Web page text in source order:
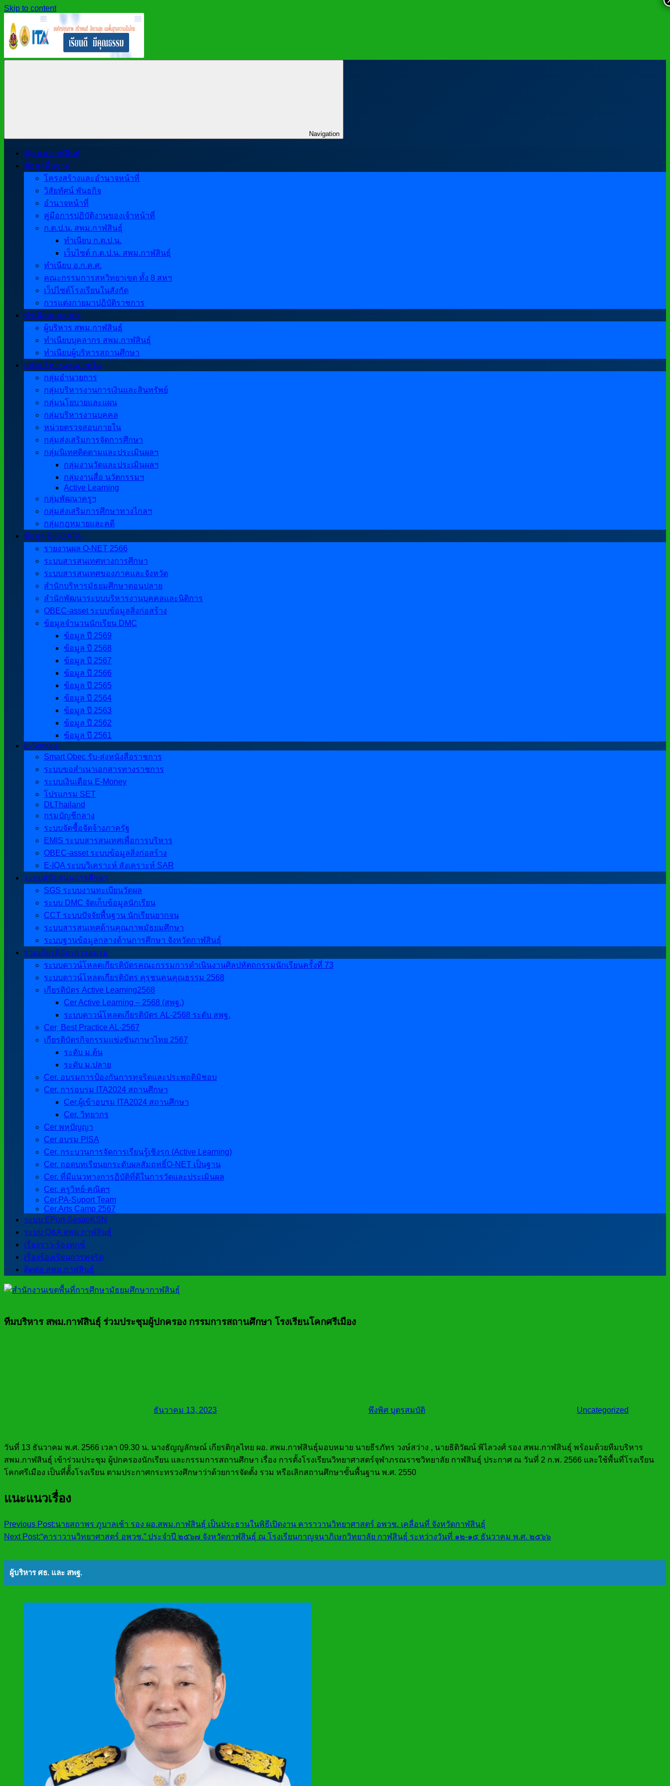
Skip to content
มัธยมศึกษา
กาฬสินธุ์
ศึกษา
มัธยมศึกษา
กาฬสินธุ์
Navigation
@สพม.กาฬสินธุ์
ข้อมูลพื้นฐาน
โครงสร้างและอำนาจหน้าที่
วิสัยทัศน์ พันธกิจ
อำนาจหน้าที่
คู่มือการปฏิบัติงานของเจ้าหน้าที่
ก.ต.ป.น. สพม.กาฬสินธุ์
ทำเนียบ ก.ต.ป.น.
เว็บไซต์ ก.ต.ป.น. สพม.กาฬสินธุ์
ทำเนียบ อ.ก.ค.ศ.
คณะกรรมการสหวิทยาเขต ทั้ง 8 สหฯ
เว็ปไซต์โรงเรียนในสังกัด
การแต่งกายมาปฏิบัติราชการ
ทำเนียบบุคลากร
ผู้บริหาร สพม.กาฬสินธุ์
ทำเนียบบุคลากร สพม.กาฬสินธุ์
ทำเนียบผู้บริหารสถานศึกษา
กลุ่มบริหารงานภายใน
กลุ่มอำนวยการ
กลุ่มบริหารงานการเงินและสินทรัพย์
กลุ่มนโยบายและแผน
กลุ่มบริหารงานบุคคล
หน่วยตรวจสอบภายใน
กลุ่มส่งเสริมการจัดการศึกษา
กลุ่มนิเทศติดตามและประเมินผลฯ
กลุ่มงานวัดและประเมินผลฯ
กลุ่มงานสื่อ นวัตกรรมฯ
Active Learning
กลุ่มพัฒนาครูฯ
กลุ่มส่งเสริมการศึกษาทางไกลฯ
กลุ่มกฎหมายและคดี
ข้อมูล BIGDATA
รายงานผล O-NET 2566
ระบบสารสนเทศทางการศึกษา
ระบบสารสนเทศของภาคและจังหวัด
สำนักบริหารมัธยมศึกษาตอนปลาย
สำนักพัฒนาระบบบริหารงานบุคคลและนิติการ
OBEC-asset ระบบข้อมูลสิ่งก่อสร้าง
ข้อมูลจำนวนนักเรียน DMC
ข้อมูล ปี 2569
ข้อมูล ปี 2568
ข้อมูล ปี 2567
ข้อมูล ปี 2566
ข้อมูล ปี 2565
ข้อมูล ปี 2564
ข้อมูล ปี 2563
ข้อมูล ปี 2562
ข้อมูล ปี 2561
E-Service
Smart Obec รับ-ส่งหนังสือราชการ
ระบบขอสำเนาเอกสารทางราชการ
ระบบเงินเดือน E-Money
โปรแกรม SET
DLThailand
กรมบัญชีกลาง
ระบบจัดซื้อจัดจ้างภาครัฐ
EMIS ระบบสารสนเทศเพื่อการบริหาร
OBEC-asset ระบบข้อมูลสิ่งก่อสร้าง
E-IQA ระบบวิเคราะห์ สังเคราะห์ SAR
ระบบสนับสนุนการศึกษา
SGS ระบบงานทะเบียนวัดผล
ระบบ DMC จัดเก็บข้อมูลนักเรียน
CCT ระบบปัจจัยพื้นฐาน นักเรียนยากจน
ระบบสารสนเทศด้านคุณภาพมัธยมศึกษา
ระบบฐานข้อมูลกลางด้านการศึกษา จังหวัดกาฬสินธุ์
รวมเกียรติบัตรการอบรม
ระบบดาวน์โหลดเกียรติบัตรคณะกรรมการดำเนินงานศิลปหัตถกรรมนักเรียนครั้งที่ 73
ระบบดาวน์โหลดเกียรติบัตร คุรุชนคนคุณธรรม 2568
เกียรติบัตร Active Learning2568
Cer Active Learning – 2568 (สพฐ.)
ระบบดาวน์โหลดเกียรติบัตร AL-2568 ระดับ สพฐ.
Cer ฺ Best Practice AL-2567
เกียรติบัตรกิจกรรมแข่งขันภาษาไทย 2567
ระดับ ม.ต้น
ระดับ ม.ปลาย
Cer. อบรมการป้องกันการทุจริตและประพฤติมิชอบ
Cer. การอบรม ITA2024 สถานศึกษา
Cer.ผู้เข้าอบรม ITA2024 สถานศึกษา
Cer. วิทยากร
Cer พหุปัญญา
Cer อบรม PISA
Cer. กระบวนการจัดการเรียนรู้เชิงรุก (Active Learning)
Cer. ถอดบทเรียนยกระดับผลสัมฤทธิ์O-NET เป็นฐาน
Cer. ที่มีแนวทางการฏิบัติที่ดีในการวัดและประเมินผล
Cer. ครูวิทย์-คณิตฯ
Cer.PA-Suport Team
Cer.Arts Camp 2567
ระบบ EPort-SesaoKSN
ระบบ Q&A สพม.กาฬสินธุ์
เรื่องราว-ร้องทุกข์
เรื่องร้องเรียนการทุจริต
ติดต่อ สพม.กาฬสินธุ์
ทีมบริหาร สพม.กาฬสินธ์ุ ร่วมประชุมผู้ปกครอง กรรมการสถานศึกษา โรงเรียนโคกศรีเมือง
ธันวาคม 13, 2023 พึงพิศ บุตรสมบัติ Uncategorized
วันที่ 13 ธันวาคม พ.ศ. 2566 เวลา 09.30 น. นางธัญญลักษณ์ เกียรติกุลไทย ผอ. สพม.กาฬสินธ์ุมอบหมาย นายธีรภัทร วงษ์สว่าง , นายธิติวัฒน์ พิไลวงศ์ รอง สพม.กาฬสินธ์ุ พร้อมด้วยทีมบริหาร
สพม.กาฬสินธ์ุ เข้าร่วมประชุม ผู้ปกครองนักเรียน และกรรมการสถานศึกษา เรื่อง การตั้งโรงเรียนวิทยาศาสตร์จุฬาภรณราชวิทยาลัย กาฬสินธ์ุ ประกาศ ณ วันที่ 2 ก.พ. 2566 และใช้พื้นที่โรงเรียน
โคกศรีเมือง เป็นที่ตัั้งโรงเรียน ตามประกาศกระทรวงศึกษาว่าด้วยการจัดตั้ง รวม หรือเลิกสถานศึกษาขั้นพื้นฐาน พ.ศ. 2550
แนะแนวเรื่อง
Previous Post:นายสถาพร ภูบาลเช้า รอง ผอ.สพม.กาฬสินธุ์ เป็นประธานในพิธีเปิดงาน คาราวานวิทยาศาสตร์ อพวช. เคลื่อนที่ จังหวัดกาฬสินธุ์
Next Post:“คาราวานวิทยาศาสตร์ อพวช.” ประจำปี ๒๕๖๗ จังหวัดกาฬสินธุ์ ณ โรงเรียนกาญจนาภิเษกวิทยาลัย กาฬสินธุ์ ระหว่างวันที่ ๑๒-๑๕ ธันวาคม พ.ศ. ๒๕๖๖
ผู้บริหาร ศธ. และ สพฐ.